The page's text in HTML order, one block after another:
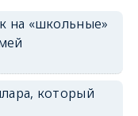
на «школьные»
который